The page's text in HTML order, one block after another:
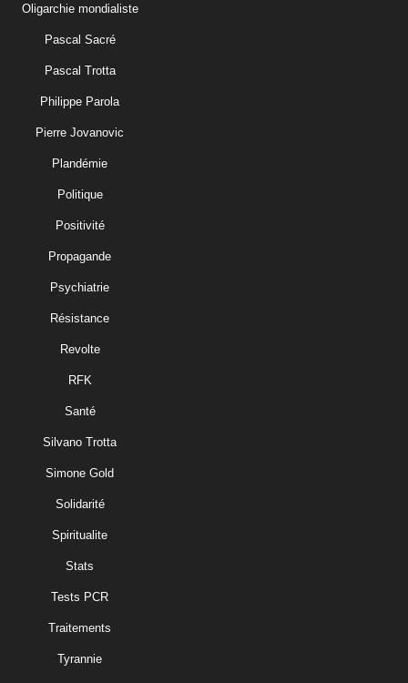
Oligarchie mondialiste
Pascal Sacré
Pascal Trotta
Philippe Parola
Pierre Jovanovic
Plandémie
Politique
Positivité
Propagande
Psychiatrie
Résistance
Revolte
RFK
Santé
Silvano Trotta
Simone Gold
Solidarité
Spiritualite
Stats
Tests PCR
Traitements
Tyrannie